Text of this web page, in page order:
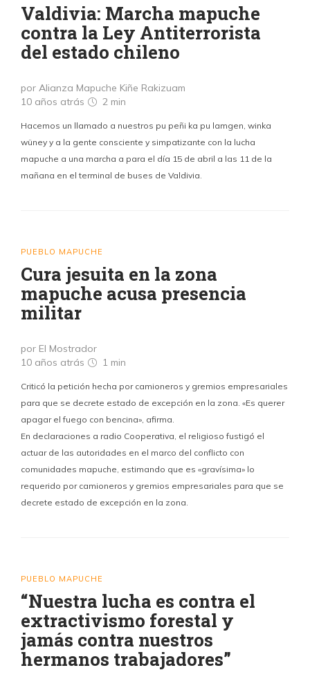
Valdivia: Marcha mapuche
contra la Ley Antiterrorista
del estado chileno
por Alianza Mapuche Kiñe Rakizuam
10 años atrás
2 min
Hacemos un llamado a nuestros pu peñi ka pu lamgen, winka
wüney y a la gente consciente y simpatizante con la lucha
mapuche a una marcha a para el día 15 de abril a las 11 de la
mañana en el terminal de buses de Valdivia.
PUEBLO MAPUCHE
Cura jesuita en la zona
mapuche acusa presencia
militar
por El Mostrador
10 años atrás
1 min
Criticó la petición hecha por camioneros y gremios empresariales
para que se decrete estado de excepción en la zona. «Es querer
apagar el fuego con bencina», afirma.
En declaraciones a radio Cooperativa, el religioso fustigó el
actuar de las autoridades en el marco del conflicto con
comunidades mapuche, estimando que es «gravísima» lo
requerido por camioneros y gremios empresariales para que se
decrete estado de excepción en la zona.
PUEBLO MAPUCHE
“Nuestra lucha es contra el
extractivismo forestal y
jamás contra nuestros
hermanos trabajadores”